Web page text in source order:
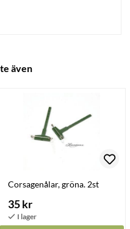
även
Corsagenålar, gröna. 2st
35 kr